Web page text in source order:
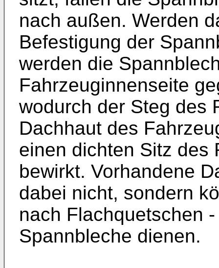
nach außen. Werden
Befestigung der
werden die
Fahrzeuginnenseite
wodurch der Steg des
Dachhaut des
einen dichten Sitz des
bewirkt. Vorhandene
dabei nicht, sondern
nach Flachquetschen
Spannbleche dienen.